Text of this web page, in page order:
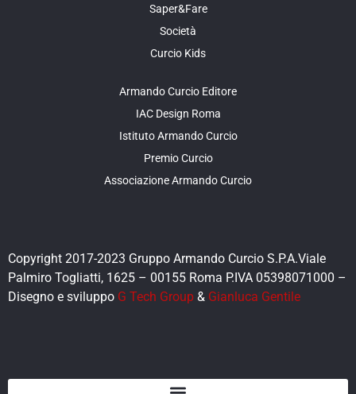
Saper&Fare
Società
Curcio Kids
Armando Curcio Editore
IAC Design Roma
Istituto Armando Curcio
Premio Curcio
Associazione Armando Curcio
Copyright 2017-2023 Gruppo Armando Curcio S.P.A.Viale
Palmiro Togliatti, 1625 – 00155 Roma P.IVA 05398071000 –
Disegno e sviluppo G Tech Group & Gianluca Gentile